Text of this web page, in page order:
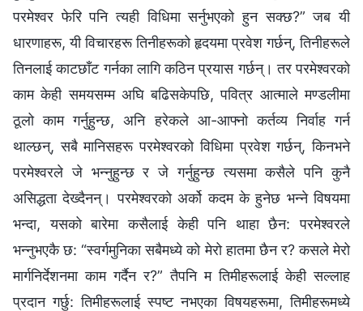
परमेश्‍वर फेरि पनि त्यही विधिमा सर्नुभएको हुन सक्छ?” जब यी
धारणाहरू, यी विचारहरू तिनीहरूको हृदयमा प्रवेश गर्छन्, तिनीहरूले
तिनलाई काटछाँट गर्नका लागि कठिन प्रयास गर्छन्। तर परमेश्‍वरको
काम केही समयसम्‍म अघि बढिसकेपछि, पवित्र आत्‍माले मण्डलीमा
ठूलो काम गर्नुहुन्छ, अनि हरेकले आ-आफ्‍नो कर्तव्य निर्वाह गर्न
थाल्छन्, सबै मानिसहरू परमेश्‍वरको विधिमा प्रवेश गर्छन्, किनभने
परमेश्‍वरले जे भन्‍नुहुन्छ र जे गर्नुहुन्छ त्यसमा कसैले पनि कुनै
असिद्धता देख्दैनन्। परमेश्‍वरको अर्को कदम के हुनेछ भन्‍ने विषयमा
भन्दा, यसको बारेमा कसैलाई केही पनि थाहा छैन: परमेश्‍वरले
भन्‍नुभएकै छ: “स्वर्गमुनिका सबैमध्ये को मेरो हातमा छैन र? कसले मेरो
मार्गनिर्देशनमा काम गर्दैन र?” तैपनि म तिमीहरूलाई केही सल्‍लाह
प्रदान गर्छु: तिमीहरूलाई स्पष्ट नभएका विषयहरूमा, तिमीहरूमध्ये